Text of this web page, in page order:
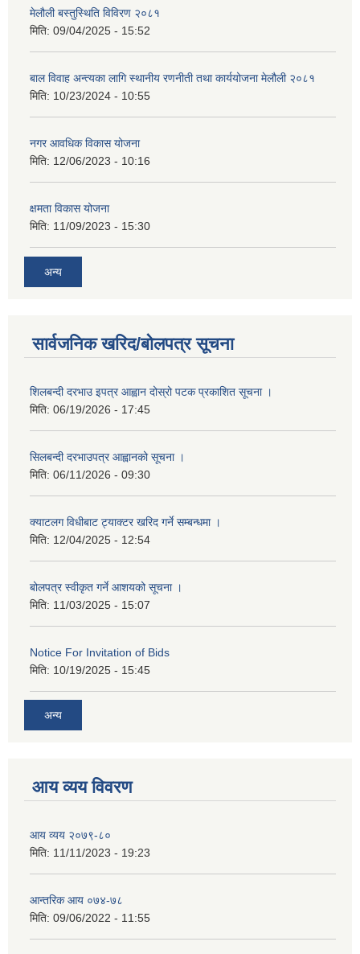
मेलौली बस्तुस्थिति विविरण २०८१
मिति: 09/04/2025 - 15:52
बाल विवाह अन्त्यका लागि स्थानीय रणनीती तथा कार्ययोजना मेलौली २०८१
मिति: 10/23/2024 - 10:55
नगर आवधिक विकास योजना
मिति: 12/06/2023 - 10:16
क्षमता विकास योजना
मिति: 11/09/2023 - 15:30
अन्य
सार्वजनिक खरिद/बोलपत्र सूचना
शिलबन्दी दरभाउ इपत्र आह्वान दोस्रो पटक प्रकाशित सूचना ।
मिति: 06/19/2026 - 17:45
सिलबन्दी दरभाउपत्र आह्वानको सूचना ।
मिति: 06/11/2026 - 09:30
क्याटलग विधीबाट ट्याक्टर खरिद गर्ने सम्बन्धमा ।
मिति: 12/04/2025 - 12:54
बोलपत्र स्वीकृत गर्ने आशयको सूचना ।
मिति: 11/03/2025 - 15:07
Notice For Invitation of Bids
मिति: 10/19/2025 - 15:45
अन्य
आय व्यय विवरण
आय व्यय २०७९-८०
मिति: 11/11/2023 - 19:23
आन्तरिक आय ०७४-७८
मिति: 09/06/2022 - 11:55